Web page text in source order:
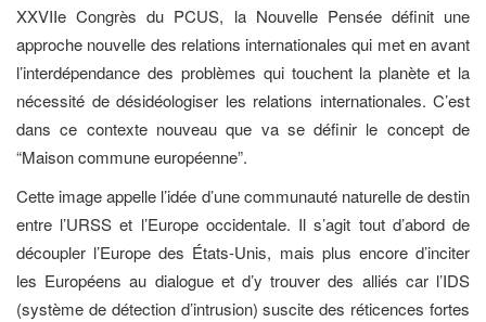
XXVIIe Congrès du PCUS, la Nouvelle Pensée définit une
approche nouvelle des relations internationales qui met en avant
l’interdépendance des problèmes qui touchent la planète et la
nécessité de désidéologiser les relations internationales. C’est
dans ce contexte nouveau que va se définir le concept de
“Maison commune européenne”.
Cette image appelle l’idée d’une communauté naturelle de destin
entre l’URSS et l’Europe occidentale. Il s’agit tout d’abord de
découpler l’Europe des États-Unis, mais plus encore d’inciter
les Européens au dialogue et d’y trouver des alliés car l’IDS
(système de détection d’intrusion) suscite des réticences fortes